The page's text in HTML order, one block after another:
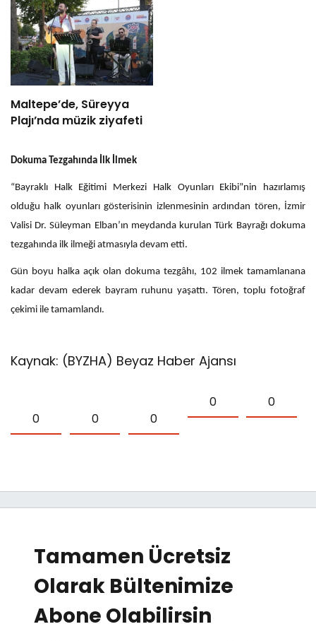
Maltepe’de, Süreyya
Plajı’nda müzik ziyafeti
Dokuma Tezgahında İlk İlmek
“Bayraklı Halk Eğitimi Merkezi Halk Oyunları Ekibi”nin hazırlamış
olduğu halk oyunları gösterisinin izlenmesinin ardından tören, İzmir
Valisi Dr. Süleyman Elban’ın meydanda kurulan Türk Bayrağı dokuma
tezgahında ilk ilmeği atmasıyla devam etti.
Gün boyu halka açık olan dokuma tezgâhı, 102 ilmek tamamlanana
kadar devam ederek bayram ruhunu yaşattı. Tören, toplu fotoğraf
çekimi ile tamamlandı.
Kaynak: (BYZHA) Beyaz Haber Ajansı
0 0 0
0 0
Tamamen Ücretsiz
Olarak Bültenimize
Abone Olabilirsin